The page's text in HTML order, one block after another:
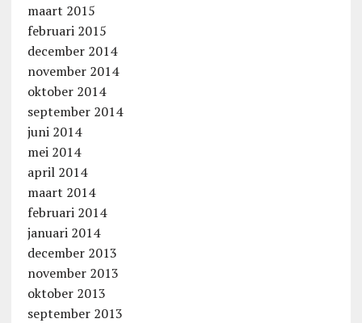
maart 2015
februari 2015
december 2014
november 2014
oktober 2014
september 2014
juni 2014
mei 2014
april 2014
maart 2014
februari 2014
januari 2014
december 2013
november 2013
oktober 2013
september 2013